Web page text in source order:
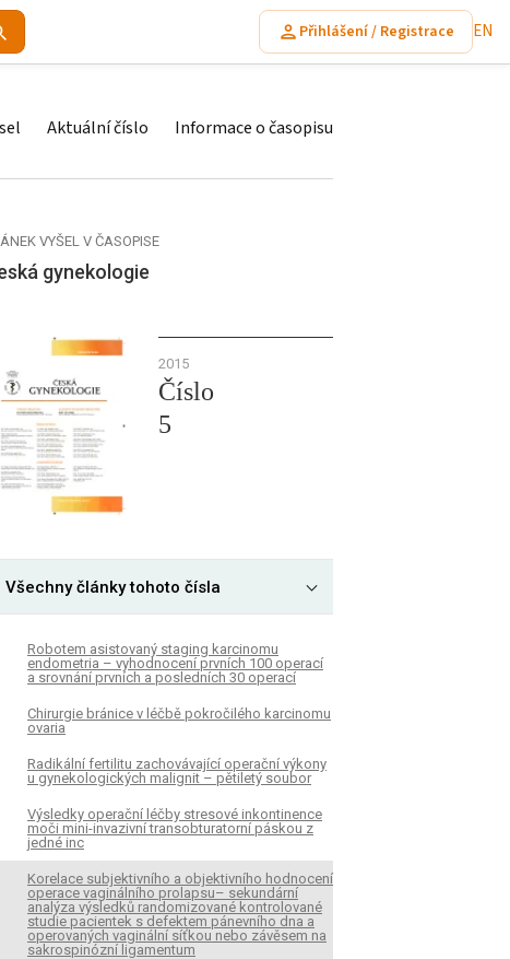
Přihlášení / Registrace EN
Aktuální číslo Informace o časopisu
VYŠEL V ČASOPISE
gynekologie
2015
Číslo
5
Všechny články tohoto čísla
Robotem asistovaný staging karcinomu
endometria – vyhodnocení prvních 100 operací
a srovnání prvních a posledních 30 operací
Chirurgie bránice v léčbě pokročilého karcinomu
ovaria
Radikální fertilitu zachovávající operační výkony
u gynekologických malignit – pětiletý soubor
Výsledky operační léčby stresové inkontinence
moči mini-invazivní transobturatorní páskou z
jedné inc
Korelace subjektivního a objektivního hodnocení
operace vaginálního prolapsu– sekundární
analýza výsledků randomizované kontrolované
studie pacientek s defektem pánevního dna a
operovaných vaginální síťkou nebo závěsem na
sakrospinózní ligamentum